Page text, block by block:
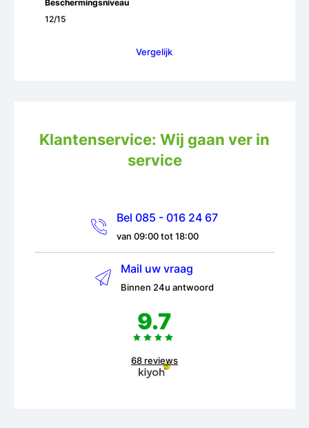
Beschermingsniveau
12/15
Vergelijk
Klantenservice: Wij gaan ver in
service
Bel 085 - 016 24 67
van 09:00 tot 18:00
Mail uw vraag
Binnen 24u antwoord
9.7
68 reviews